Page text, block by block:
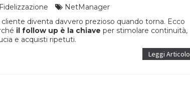
Fidelizzazione
NetManager
cliente diventa davvero prezioso quando torna. Ecco
il follow up è la chiave per stimolare continuità,
e acquisti ripetuti.
Leggi Articolo